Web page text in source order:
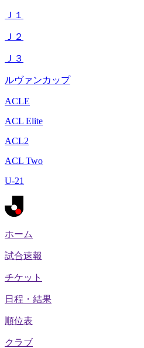
Ｊ１
Ｊ２
Ｊ３
ルヴァンカップ
ACLE
ACL Elite
ACL2
ACL Two
U-21
ホーム
試合速報
チケット
日程・結果
順位表
クラブ